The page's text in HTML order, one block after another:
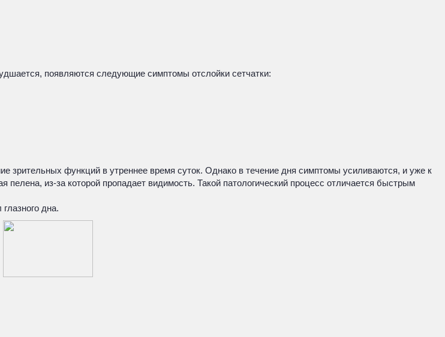
появляются следующие симптомы отслойки сетчатки:
зрительных функций в утреннее время суток. Однако в течение дня симптомы усиливаются, и уже к
из-за которой пропадает видимость. Такой патологический процесс отличается быстрым
дна.